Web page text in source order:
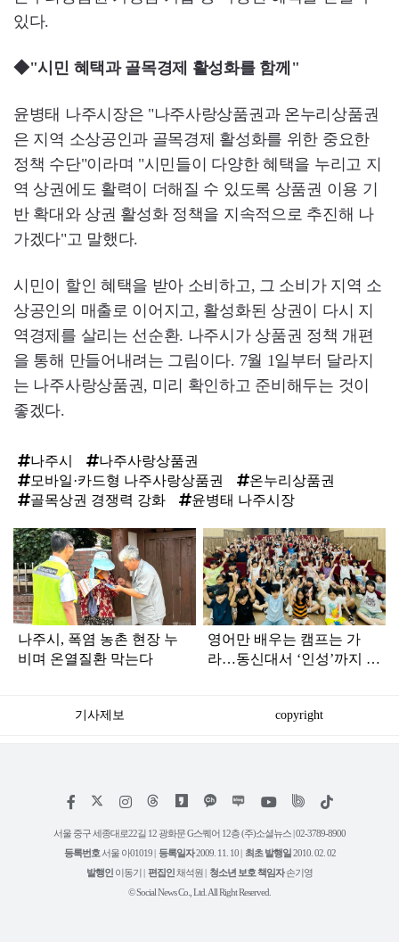
있다.
◆"시민 혜택과 골목경제 활성화를 함께"
윤병태 나주시장은 "나주사랑상품권과 온누리상품권
은 지역 소상공인과 골목경제 활성화를 위한 중요한
정책 수단"이라며 "시민들이 다양한 혜택을 누리고 지
역 상권에도 활력이 더해질 수 있도록 상품권 이용 기
반 확대와 상권 활성화 정책을 지속적으로 추진해 나
가겠다"고 말했다.
시민이 할인 혜택을 받아 소비하고, 그 소비가 지역 소
상공인의 매출로 이어지고, 활성화된 상권이 다시 지
역경제를 살리는 선순환. 나주시가 상품권 정책 개편
을 통해 만들어내려는 그림이다. 7월 1일부터 달라지
는 나주사랑상품권, 미리 확인하고 준비해두는 것이
좋겠다.
나주시
나주사랑상품권
모바일·카드형 나주사랑상품권
온누리상품권
골목상권 경쟁력 강화
윤병태 나주시장
탑
라
인
나주시, 폭염 농촌 현장 누
비며 온열질환 막는다
영어만 배우는 캠프는 가
라…동신대서 ‘인성’까지 키
기사제보 copyright
페
스
인
타
램
위
트
유
튜
틱
서울 중구 세종대로22길 12 광화문 G스퀘어 12층 (주)소셜뉴스 | 02-3789-8900
등록번호 서울 아01019 | 등록일자2009. 11. 10 | 최초 발행일2010. 02. 02
발행인 이동기 | 편집인채석원 | 청소년 보호 책임자손기영
© Social News Co., Ltd. All Right Reserved.